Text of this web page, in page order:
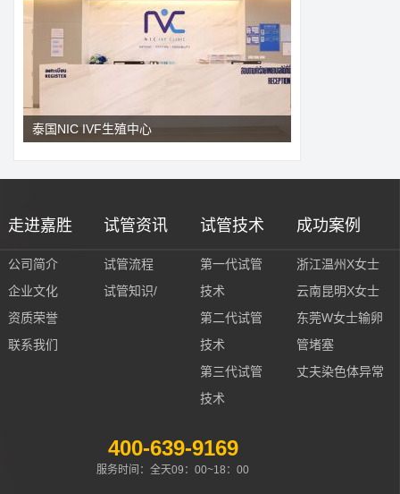
泰国NIC IVF生殖中心
走进嘉胜
公司简介
企业文化
资质荣誉
联系我们
试管资讯
试管流程
试管知识/
试管技术
第一代试管
技术
第二代试管
技术
第三代试管
技术
成功案例
浙江温州X女士
云南昆明X女士
东莞W女士输卵
管堵塞
丈夫染色体异常
400-639-9169
服务时间：全天09：00~18：00